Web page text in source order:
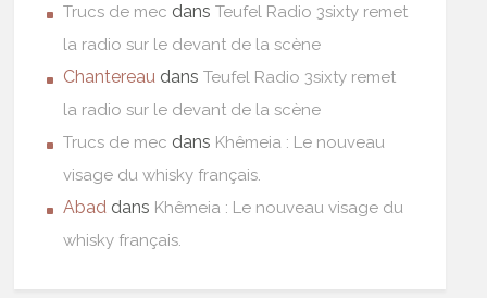
Trucs de mec dansTeufel Radio 3sixty remet
la radio sur le devant de la scène
Chantereau dansTeufel Radio 3sixty remet
la radio sur le devant de la scène
Trucs de mec dans Khêmeia : Le nouveau
visage du whisky français.
Abad dans Khêmeia : Le nouveau visage du
whisky français.